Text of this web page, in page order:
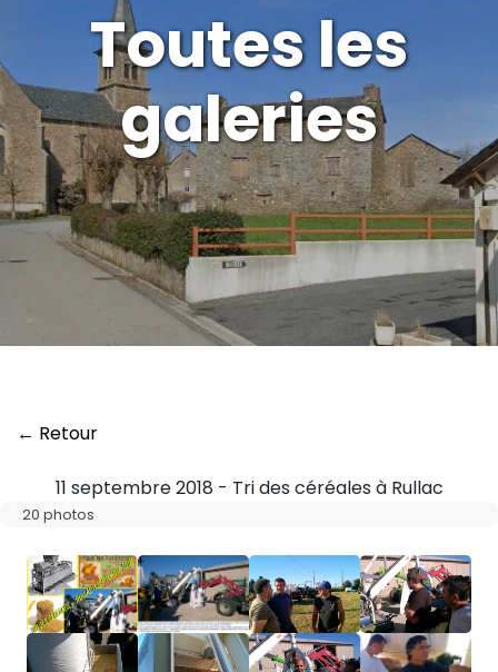
Toutes les
galeries
← Retour
11 septembre 2018 - Tri des céréales à Rullac
20 photos